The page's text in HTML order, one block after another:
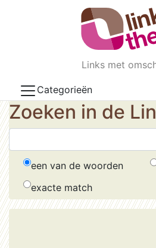
Skip to main content
Links met
Categorieën
Zoeken in de
een van de woorden
exacte match